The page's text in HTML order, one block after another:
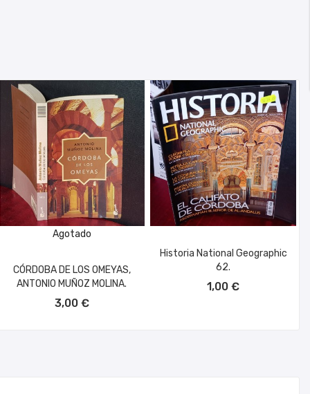
Agotado
CÓRDOBA DE LOS OMEYAS,
ANTONIO MUÑOZ MOLINA.
3,00 €
Historia National Geographic
62.
1,00 €